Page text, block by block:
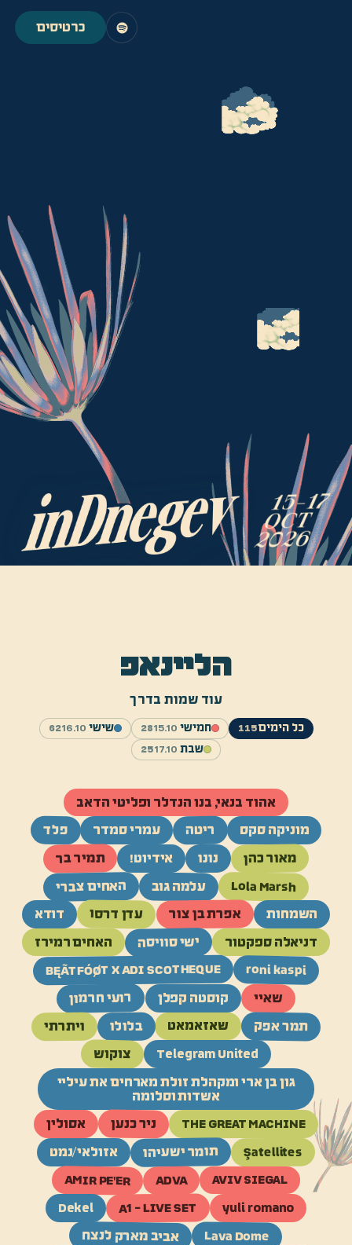
כרטיסים
הליינאפ
עוד שמות בדרך
כל הימים115 חמישי 15.10
28 שישי 16.10
62
שבת 17.10
25
אהוד בנאי, בנו הנדלר ופליטי הדאב
מוניקה סקס
ריטה עמרי סמדר פלד
מאור כהן נונו אידיוט! תמיר בר
Lola Marsh עלמה גוב האחים צברי
השמחות אפרת בן צור עדן דרסו
דודא
דניאלה ספקטור
ישי סוויסה האחים רמירז
roni kaspi
BĘÃTFÓØT X ADI SCOTHEQUE
שאיי קוסטה קפלן רועי חרמון
תמר אפק שאזאמאט בלולו ויתרתי
Telegram United צוקוש
גון בן ארי ומקהלת זולת מארחים את עיליי
אשדות וסלומה
THE GREAT MACHINE
ניר כנען אסולין
Şatellites תומר ישעיהו
אזולאי/נמט
AVIV SIEGAL
ADVA
AMIR PE'ER
yuli romano
A1 - LIVE SET
Dekel
Lava Dome אביב מארק לנצח